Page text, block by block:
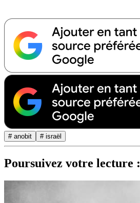
# anobit # israël
Poursuivez votre lecture :